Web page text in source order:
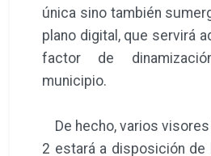
única sino también
plano digital, que servirá
factor de
municipio.
De hecho, varios
2 estará a disposición de